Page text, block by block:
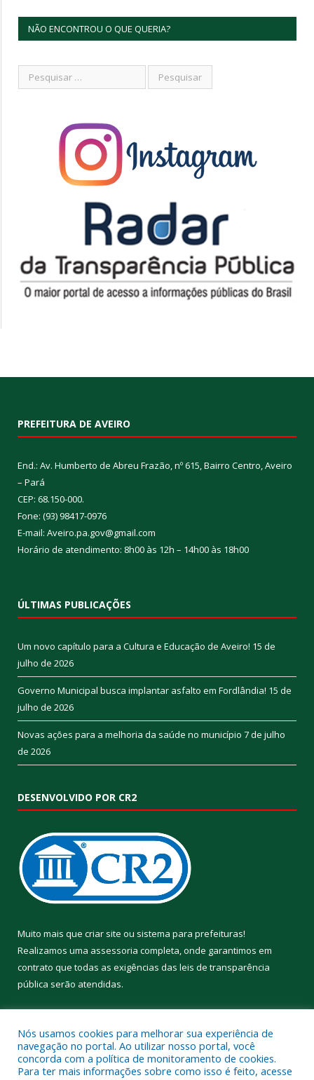
NÃO ENCONTROU O QUE QUERIA?
PREFEITURA DE AVEIRO
End.: Av. Humberto de Abreu Frazão, nº 615, Bairro Centro, Aveiro
– Pará
CEP: 68.150-000.
Fone: (93) 98417-0976
E-mail: Aveiro.pa.gov@gmail.com
Horário de atendimento: 8h00 às 12h – 14h00 às 18h00
ÚLTIMAS PUBLICAÇÕES
Um novo capítulo para a Cultura e Educação de Aveiro! 15 de
julho de 2026
Governo Municipal busca implantar asfalto em Fordlândia! 15 de
julho de 2026
Novas ações para a melhoria da saúde no município 7 de julho
de 2026
DESENVOLVIDO POR CR2
Muito mais que criar site ou sistema para prefeituras!
Realizamos uma assessoria completa, onde garantimos em
contrato que todas as exigências das leis de transparência
pública serão atendidas.
Nós usamos cookies para melhorar sua experiência de
navegação no portal. Ao utilizar nosso portal, você
concorda com a política de monitoramento de cookies.
Para ter mais informações sobre como isso é feito, acesse